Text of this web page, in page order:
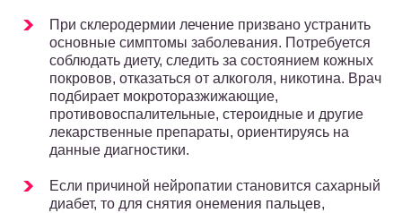
При склеродермии лечение призвано устранить
основные симптомы заболевания. Потребуется
соблюдать диету, следить за состоянием кожных
покровов, отказаться от алкоголя, никотина. Врач
подбирает мокроторазжижающие,
противовоспалительные, стероидные и другие
лекарственные препараты, ориентируясь на
данные диагностики.
Если причиной нейропатии становится сахарный
диабет, то для снятия онемения пальцев,